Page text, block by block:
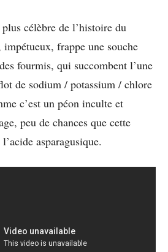
célèbre de l’histoire du
frappe une souche
fourmis, qui succombent l’une
de sodium / potassium / chlore
c’est un péon inculte et
peu de chances que cette
asparagusique.